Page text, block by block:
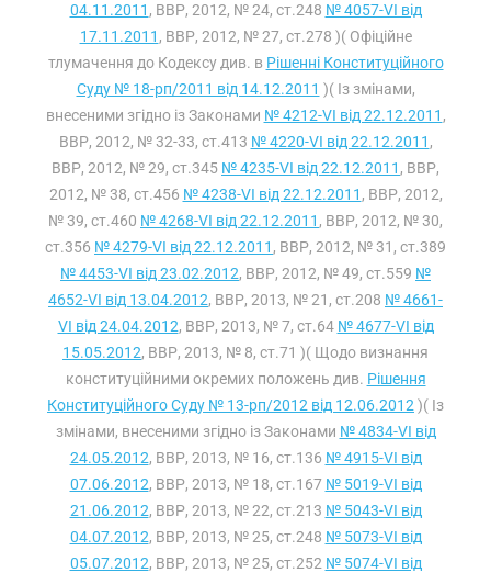
04.11.2011 , ВВР, 2012, № 24, ст.248 № 4057-VI від
17.11.2011 , ВВР, 2012, № 27, ст.278 )( Офіційне
тлумачення до Кодексу див. в Рішенні Конституційного
Суду № 18-рп/2011 від 14.12.2011 )( Із змінами,
внесеними згідно із Законами № 4212-VI від 22.12.2011 ,
ВВР, 2012, № 32-33, ст.413 № 4220-VI від 22.12.2011 ,
ВВР, 2012, № 29, ст.345 № 4235-VI від 22.12.2011 , ВВР,
2012, № 38, ст.456 № 4238-VI від 22.12.2011 , ВВР, 2012,
№ 39, ст.460 № 4268-VI від 22.12.2011 , ВВР, 2012, № 30,
ст.356 № 4279-VI від 22.12.2011 , ВВР, 2012, № 31, ст.389
№ 4453-VI від 23.02.2012, ВВР, 2012, № 49, ст.559 №
4652-VI від 13.04.2012, ВВР, 2013, № 21, ст.208 № 4661-
VI від 24.04.2012, ВВР, 2013, № 7, ст.64 № 4677-VI від
15.05.2012, ВВР, 2013, № 8, ст.71 )( Щодо визнання
конституційними окремих положень див. Рішення
Конституційного Суду № 13-рп/2012 від 12.06.2012 )( Із
змінами, внесеними згідно із Законами № 4834-VI від
24.05.2012, ВВР, 2013, № 16, ст.136 № 4915-VI від
07.06.2012, ВВР, 2013, № 18, ст.167 № 5019-VI від
21.06.2012, ВВР, 2013, № 22, ст.213 № 5043-VI від
04.07.2012, ВВР, 2013, № 25, ст.248 № 5073-VI від
05.07.2012, ВВР, 2013, № 25, ст.252 № 5074-VI від